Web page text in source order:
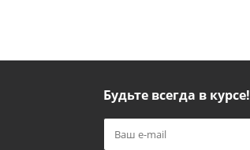
Будьте всегда в курсе!